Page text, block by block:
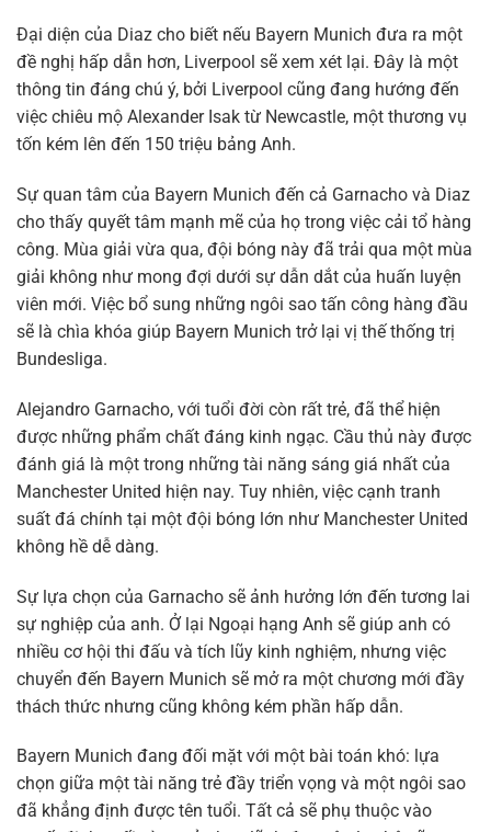
Đại diện của Diaz cho biết nếu Bayern Munich đưa ra một
đề nghị hấp dẫn hơn, Liverpool sẽ xem xét lại. Đây là một
thông tin đáng chú ý, bởi Liverpool cũng đang hướng đến
việc chiêu mộ Alexander Isak từ Newcastle, một thương vụ
tốn kém lên đến 150 triệu bảng Anh.
Sự quan tâm của Bayern Munich đến cả Garnacho và Diaz
cho thấy quyết tâm mạnh mẽ của họ trong việc cải tổ hàng
công. Mùa giải vừa qua, đội bóng này đã trải qua một mùa
giải không như mong đợi dưới sự dẫn dắt của huấn luyện
viên mới. Việc bổ sung những ngôi sao tấn công hàng đầu
sẽ là chìa khóa giúp Bayern Munich trở lại vị thế thống trị
Bundesliga.
Alejandro Garnacho, với tuổi đời còn rất trẻ, đã thể hiện
được những phẩm chất đáng kinh ngạc. Cầu thủ này được
đánh giá là một trong những tài năng sáng giá nhất của
Manchester United hiện nay. Tuy nhiên, việc cạnh tranh
suất đá chính tại một đội bóng lớn như Manchester United
không hề dễ dàng.
Sự lựa chọn của Garnacho sẽ ảnh hưởng lớn đến tương lai
sự nghiệp của anh. Ở lại Ngoại hạng Anh sẽ giúp anh có
nhiều cơ hội thi đấu và tích lũy kinh nghiệm, nhưng việc
chuyển đến Bayern Munich sẽ mở ra một chương mới đầy
thách thức nhưng cũng không kém phần hấp dẫn.
Bayern Munich đang đối mặt với một bài toán khó: lựa
chọn giữa một tài năng trẻ đầy triển vọng và một ngôi sao
đã khẳng định được tên tuổi. Tất cả sẽ phụ thuộc vào